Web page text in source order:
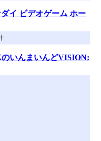
イ ビデオゲーム ホー
いんまいんどVISION: